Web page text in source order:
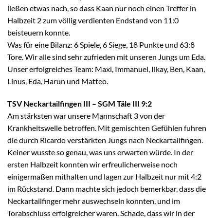
ließen etwas nach, so dass Kaan nur noch einen Treffer in
Halbzeit 2 zum völlig verdienten Endstand von 11:0
beisteuern konnte.
Was für eine Bilanz: 6 Spiele, 6 Siege, 18 Punkte und 63:8
Tore. Wir alle sind sehr zufrieden mit unseren Jungs um Eda.
Unser erfolgreiches Team: Maxi, Immanuel, Ilkay, Ben, Kaan,
Linus, Eda, Harun und Matteo.
TSV Neckartailfingen III – SGM Täle III 9:2
Am stärksten war unsere Mannschaft 3 von der
Krankheitswelle betroffen. Mit gemischten Gefühlen fuhren
die durch Ricardo verstärkten Jungs nach Neckartailfingen.
Keiner wusste so genau, was uns erwarten würde. In der
ersten Halbzeit konnten wir erfreulicherweise noch
einigermaßen mithalten und lagen zur Halbzeit nur mit 4:2
im Rückstand. Dann machte sich jedoch bemerkbar, dass die
Neckartailfinger mehr auswechseln konnten, und im
Torabschluss erfolgreicher waren. Schade, dass wir in der